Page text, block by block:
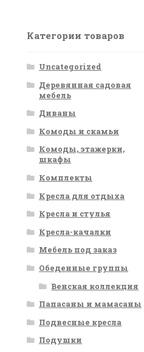
Категории товаров
Uncategorized
Деревянная садовая
мебель
Диваны
Комоды и скамьи
Комоды, этажерки,
шкафы
Комплекты
Кресла для отдыха
Кресла и стулья
Кресла-качалки
Мебель под заказ
Обеденные группы
Венская коллекция
Папасаны и мамасаны
Подвесные кресла
Подушки